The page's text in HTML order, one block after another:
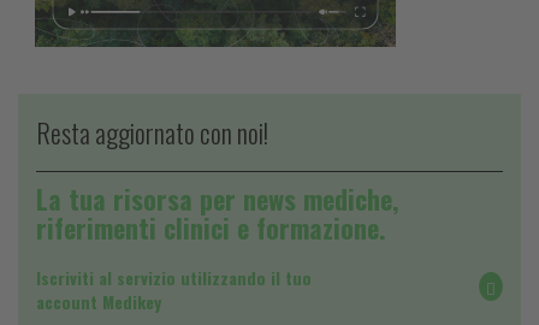
Resta aggiornato con noi!
La tua risorsa per news mediche,
riferimenti clinici e formazione.
Iscriviti al servizio utilizzando il tuo
account Medikey